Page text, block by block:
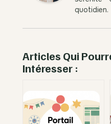
quotidien.
Articles Qui
Intéresser :